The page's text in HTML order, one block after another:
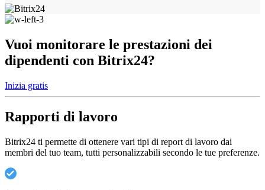
Vuoi monitorare le prestazioni dei
dipendenti con Bitrix24?
Inizia gratis
Rapporti di lavoro
Bitrix24 ti permette di ottenere vari tipi di report di lavoro dai
membri del tuo team, tutti personalizzabili secondo le tue preferenze.